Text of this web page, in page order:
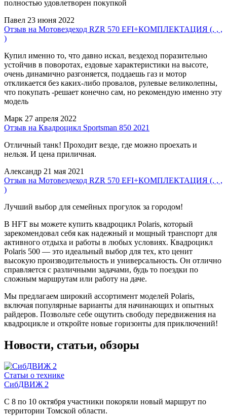
полностью удовлетворен покупкой
Павел 23 июня 2022
Отзыв на Мотовездеход RZR 570 EFI+КОМПЛЕКТАЦИЯ (, , ,
)
Купил именно то, что давно искал, вездеход поразительно
устойчив в поворотах, ездовые характеристики на высоте,
очень динамично разгоняется, поддаешь газ и мотор
откликается без каких-либо провалов, рулевые великолепны,
что покупать -решает конечно сам, но рекомендую именно эту
модель
Марк 27 апреля 2022
Отзыв на Квадроцикл Sportsman 850 2021
Отличный танк! Проходит везде, где можно проехать и
нельзя. И цена приличная.
Александр 21 мая 2021
Отзыв на Мотовездеход RZR 570 EFI+КОМПЛЕКТАЦИЯ (, , ,
)
Лучший выбор для семейных прогулок за городом!
В HFT вы можете купить квадроцикл Polaris, который
зарекомендовал себя как надежный и мощный транспорт для
активного отдыха и работы в любых условиях. Квадроцикл
Polaris 500 — это идеальный выбор для тех, кто ценит
высокую производительность и универсальность. Он отлично
справляется с различными задачами, будь то поездки по
сложным маршрутам или работу на даче.
Мы предлагаем широкий ассортимент моделей Polaris,
включая популярные варианты для начинающих и опытных
райдеров. Позвольте себе ощутить свободу передвижения на
квадроцикле и откройте новые горизонты для приключений!
Новости, статьи, обзоры
Статьи о технике
СибДВИЖ 2
С 8 по 10 октября участники покоряли новый маршрут по
территории Томской области.